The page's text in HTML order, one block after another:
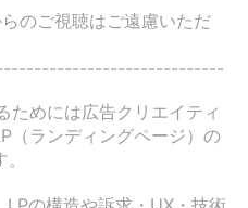
のご視聴はご遠慮いただ
ためには広告クリエイティ
（ランディングページ）の